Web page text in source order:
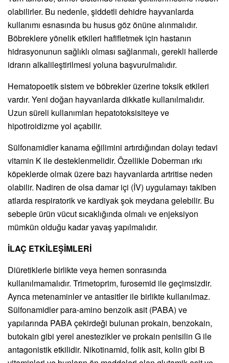
olabilirler. Bu nedenle, şiddetli dehidre hayvanlarda
kullanımı esnasında bu husus göz önüne alınmalıdır.
Böbreklere yönelik etkileri hafifletmek için hastanın
hidrasyonunun sağlıklı olması sağlanmalı, gerekli hallerde
idrarın alkalileştirilmesi yoluna başvurulmalıdır.
Hematopoetik sistem ve böbrekler üzerine toksik etkileri
vardır. Yeni doğan hayvanlarda dikkatle kullanılmalıdır.
Uzun süreli kullanımları hepatotoksisiteye ve
hipotiroidizme yol açabilir.
Sülfonamidler kanama eğilimini artırdığından dolayı tedavi
vitamin K ile desteklenmelidir. Özellikle Doberman ırkı
köpeklerde olmak üzere bazı hayvanlarda artritise neden
olabilir. Nadiren de olsa damar içi (İV) uygulamayı takiben
atlarda respiratorik ve kardiyak şok meydana gelebilir. Bu
sebeple ürün vücut sıcaklığında olmalı ve enjeksiyon
mümkün olduğu kadar yavaş yapılmalıdır.
İLAÇ ETKİLEŞİMLERİ
Diüretiklerle birlikte veya hemen sonrasında
kullanılmamalıdır. Trimetoprim, furosemid ile geçimsizdir.
Ayrıca metenaminler ve antasitler ile birlikte kullanılmaz.
Sülfonamidler para-amino benzoik asit (PABA) ve
yapılarında PABA çekirdeği bulunan prokain, benzokain,
butokain gibi yerel anestezikler ve prokain penisilin G ile
antagonistik etkilidir. Nikotinamid, folik asit, kolin gibi B